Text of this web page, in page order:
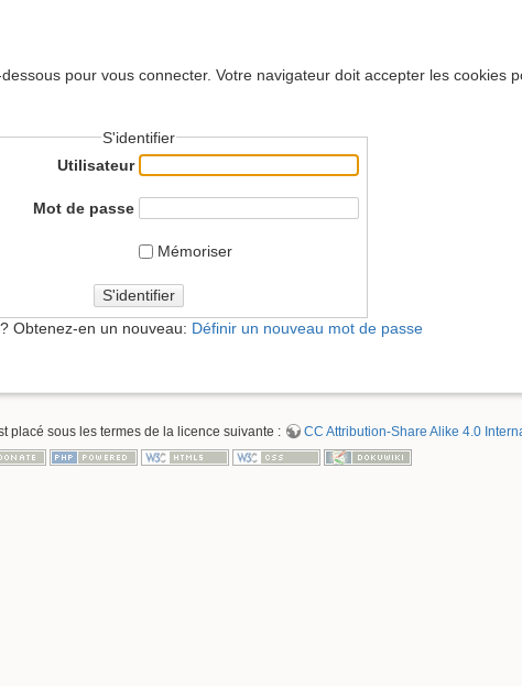
pour vous connecter. Votre navigateur doit accepter les cookies
S'identifier
Utilisateur
Mot de passe
Mémoriser
S'identifier
Obtenez-en un nouveau: Définir un nouveau mot de passe
placé sous les termes de la licence suivante : CC Attribution-Share Alike 4.0